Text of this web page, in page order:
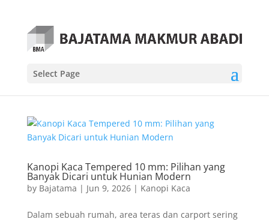
Select Page
Kanopi Kaca Tempered 10 mm: Pilihan yang
Banyak Dicari untuk Hunian Modern
by Bajatama | Jun 9, 2026| Kanopi Kaca
Dalam sebuah rumah, area teras dan carport sering